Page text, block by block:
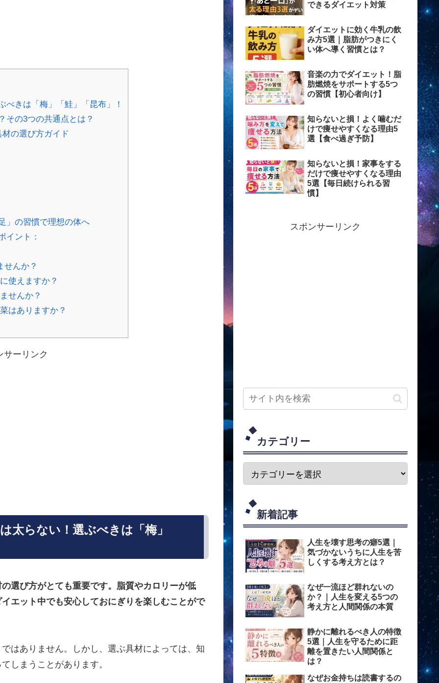
きは「梅」「鮭」「昆布」！
その3つの共通点とは？
の選び方ガイド
」の習慣で理想の体へ
イント：
せんか？
使えますか？
せんか？
はありますか？
サーリンク
太らない！選ぶべきは「梅」
選び方がとても重要です。脂質やカロリーが低
エット中でも安心しておにぎりを楽しむことがで
はありません。しかし、選ぶ具材によっては、知
しまうことがあります。
できるダイエット対策
ダイエットに効く牛乳の飲
み方5選｜脂肪がつきにく
い体へ導く習慣とは？
音楽の力でダイエット！脂
肪燃焼をサポートする5つ
の習慣【初心者向け】
知らないと損！よく噛むだ
けで痩せやすくなる理由5
選【食べ過ぎ予防】
知らないと損！家事をする
だけで痩せやすくなる理由
5選【毎日続けられる習
慣】
スポンサーリンク
カテゴリー
新着記事
人生を壊す思考の癖5選｜
気づかないうちに人生を苦
しくする考え方とは？
なぜ一流ほど群れないの
か？｜人生を変える5つの
考え方と人間関係の本質
静かに離れるべき人の特徴
5選｜人生を守るために距
離を置きたい人間関係と
は？
なぜお金持ちは読書するの